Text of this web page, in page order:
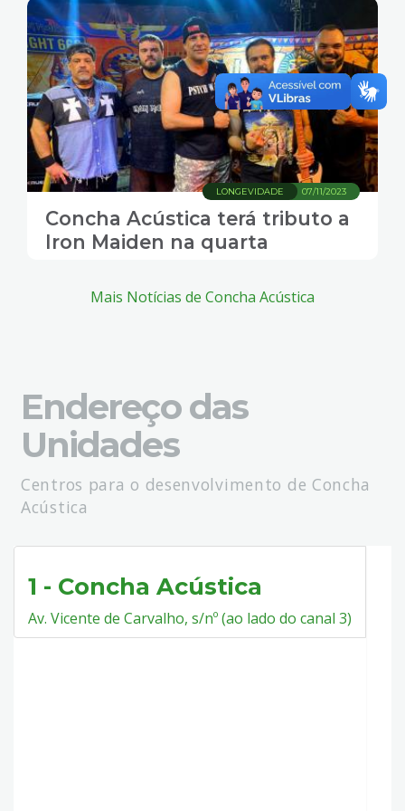
07/11/2023
LONGEVIDADE
Concha Acústica terá tributo a
Iron Maiden na quarta
Mais Notícias de Concha Acústica
Endereço das
Unidades
Centros para o desenvolvimento de Concha
Acústica
1 - Concha Acústica
Av. Vicente de Carvalho, s/nº (ao lado do canal 3)